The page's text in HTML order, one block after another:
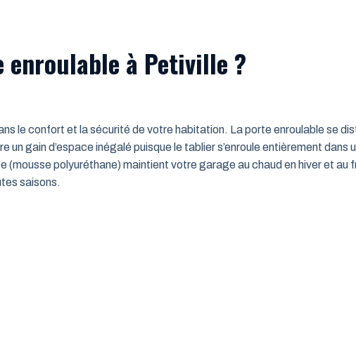
à Petiville ?
le confort et la sécurité de votre habitation. La porte enroulable se
gain d’espace inégalé puisque le tablier s’enroule entièrement
polyuréthane) maintient votre garage au chaud en hiver et
saisons.